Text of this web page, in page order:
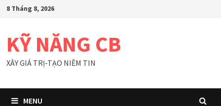
Skip
content
8 Tháng 8, 2026
KỸ NĂNG CB
XÂY GIÁ TRỊ-TẠO NIỀM TIN
MENU